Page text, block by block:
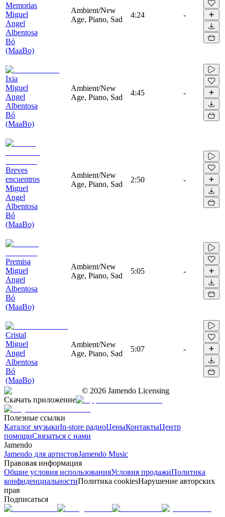
Memorias
Miguel
Angel
Albentosa
Bó
(MaaBo)
Ambient/New
Age, Piano, Sad
4:24 -
Ixia
Miguel
Angel
Albentosa
Bó
(MaaBo)
Ambient/New
Age, Piano, Sad
4:45 -
Breves
encuentros
Miguel
Angel
Albentosa
Bó
(MaaBo)
Ambient/New
Age, Piano, Sad
2:50 -
Premisa
Miguel
Angel
Albentosa
Bó
(MaaBo)
Ambient/New
Age, Piano, Sad
5:05 -
Cristal
Miguel
Angel
Albentosa
Bó
(MaaBo)
Ambient/New
Age, Piano, Sad
5:07 -
© 2026 Jamendo Licensing
Скачать приложение
Полезные ссылки
Каталог музыкиIn-store радиоЦеныКонтактыЦентр
помощиСвязаться с нами
Jamendo
Jamendo для артистовJamendo Music
Правовая информация
Общие условия использованияУсловия продажиПолитика
конфиденциальностиПолитика cookiesНарушение авторских
прав
Подписаться